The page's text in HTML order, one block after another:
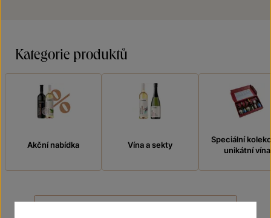
Kategorie produktů
Akční nabídka Vína a sekty
Speciální
unikátní vína